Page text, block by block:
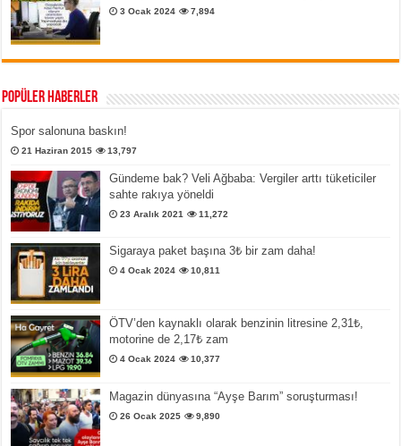
3 Ocak 2024 7,894
Popüler Haberler
Spor salonuna baskın!
21 Haziran 2015 13,797
Gündeme bak? Veli Ağbaba: Vergiler arttı tüketiciler
sahte rakıya yöneldi
23 Aralık 2021 11,272
Sigaraya paket başına 3₺ bir zam daha!
4 Ocak 2024 10,811
ÖTV’den kaynaklı olarak benzinin litresine 2,31₺,
motorine de 2,17₺ zam
4 Ocak 2024 10,377
Magazin dünyasına “Ayşe Barım” soruşturması!
26 Ocak 2025 9,890